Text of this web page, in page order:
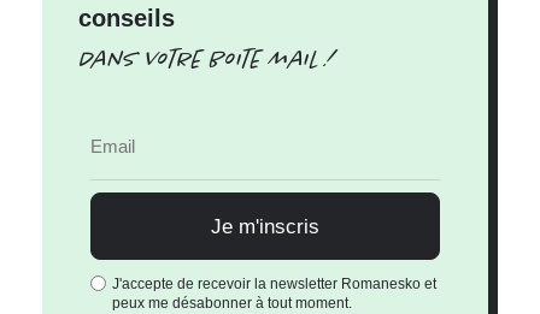
conseils
Dans votre boite mail !
J'accepte de recevoir la newsletter Romanesko et
peux me désabonner à tout moment.